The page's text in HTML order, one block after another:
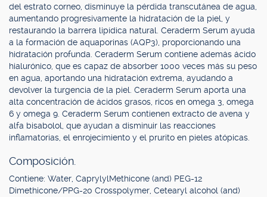
del estrato corneo, disminuye la pérdida transcutánea de agua,
aumentando progresivamente la hidratación de la piel, y
restaurando la barrera lipídica natural. Ceraderm Serum ayuda
a la formación de aquaporinas (AQP3), proporcionando una
hidratación profunda. Ceraderm Serum contiene además ácido
hialurónico, que es capaz de absorber 1000 veces más su peso
en agua, aportando una hidratación extrema, ayudando a
devolver la turgencia de la piel. Ceraderm Serum aporta una
alta concentración de ácidos grasos, ricos en omega 3, omega
6 y omega 9. Ceraderm Serum contienen extracto de avena y
alfa bisabolol, que ayudan a disminuir las reacciones
inflamatorias, el enrojecimiento y el prurito en pieles atópicas.
Composición.
Contiene: Water, CaprylylMethicone (and) PEG-12
Dimethicone/PPG-20 Crosspolymer, Cetearyl alcohol (and)